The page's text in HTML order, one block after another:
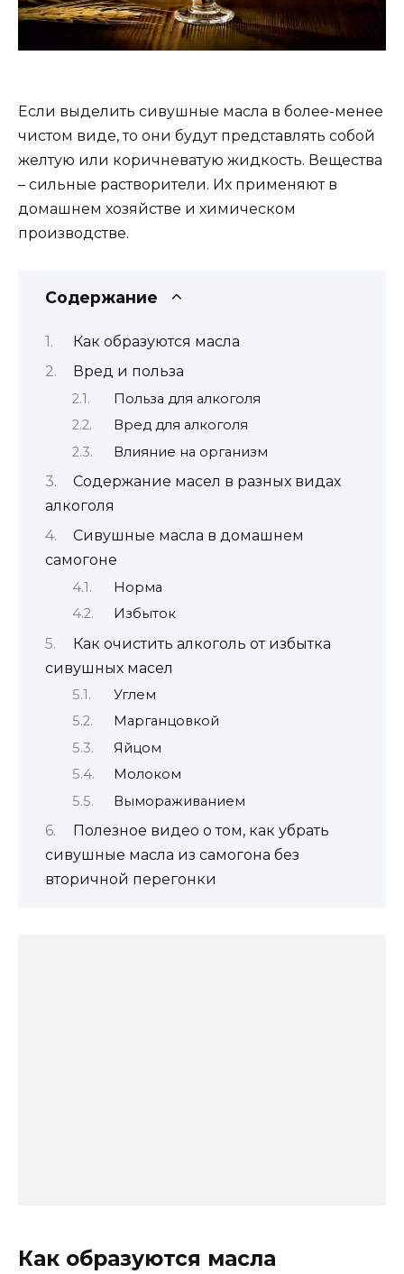
Если выделить сивушные масла в более-менее
чистом виде, то они будут представлять собой
желтую или коричневатую жидкость. Вещества
– сильные растворители. Их применяют в
домашнем хозяйстве и химическом
производстве.
Содержание
Как образуются масла
Вред и польза
Польза для алкоголя
Вред для алкоголя
Влияние на организм
Содержание масел в разных видах
алкоголя
Сивушные масла в домашнем
самогоне
Норма
Избыток
Как очистить алкоголь от избытка
сивушных масел
Углем
Марганцовкой
Яйцом
Молоком
Вымораживанием
Полезное видео о том, как убрать
сивушные масла из самогона без
вторичной перегонки
Как образуются масла